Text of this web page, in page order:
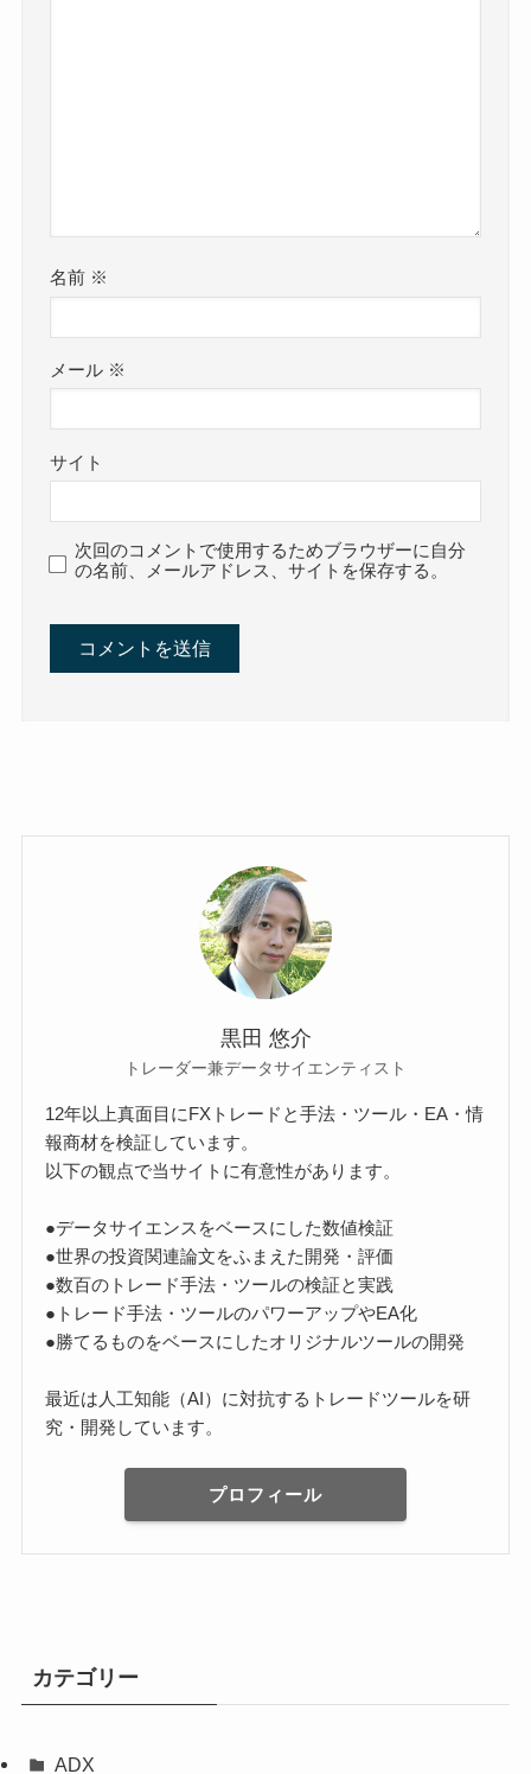
名前 ※
メール ※
サイト
次回のコメントで使用するためブラウザーに自分
の名前、メールアドレス、サイトを保存する。
黒田 悠介
トレーダー兼データサイエンティスト
12年以上真面目にFXトレードと手法・ツール・EA・情
報商材を検証しています。
以下の観点で当サイトに有意性があります。
●データサイエンスをベースにした数値検証
●世界の投資関連論文をふまえた開発・評価
●数百のトレード手法・ツールの検証と実践
●トレード手法・ツールのパワーアップやEA化
●勝てるものをベースにしたオリジナルツールの開発
最近は人工知能（AI）に対抗するトレードツールを研
究・開発しています。
プロフィール
カテゴリー
ADX